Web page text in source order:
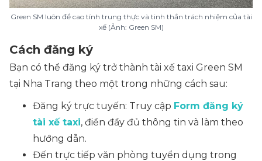
Green SM luôn đề cao tính trung thực và tinh thần trách nhiệm của tài
xế (Ảnh: Green SM)
Cách đăng ký
Bạn có thể đăng ký trở thành tài xế taxi Green SM
tại Nha Trang theo một trong những cách sau:
Đăng ký trực tuyến: Truy cập Form đăng ký
tài xế taxi, điền đầy đủ thông tin và làm theo
hướng dẫn.
Đến trực tiếp văn phòng tuyển dụng trong